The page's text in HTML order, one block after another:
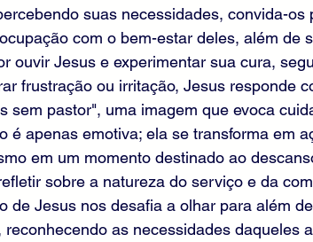
suas necessidades, convida-os
com o bem-estar deles, além de
ouvir Jesus e experimentar sua cura,
frustração ou irritação, Jesus responde
sem pastor", uma imagem que evoca
é apenas emotiva; ela se transforma em
em um momento destinado ao
sobre a natureza do serviço e da
de Jesus nos desafia a olhar para além
as necessidades daqueles